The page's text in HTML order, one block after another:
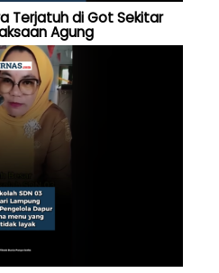
Terjatuh di Got Sekitar
Agung